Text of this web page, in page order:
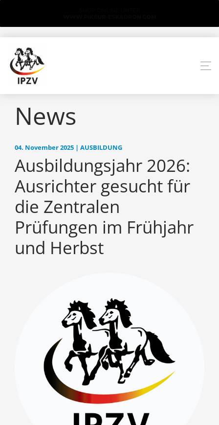
News
04. November 2025 | AUSBILDUNG
Ausbildungsjahr 2026:
Ausrichter gesucht für
die Zentralen
Prüfungen im Frühjahr
und Herbst